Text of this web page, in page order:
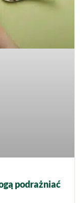
podrażniać